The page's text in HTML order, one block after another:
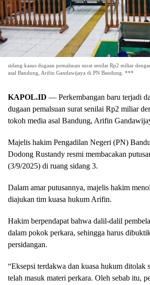
sidang kasus dugaan pemalsuan surat senilai Rp2 miliar
asal Bandung, Arifin Gandawijaya di PN Bandung. ***
KAPOL.ID — Perkembangan baru terjadi
dugaan pemalsuan surat senilai Rp2 miliar
tokoh media asal Bandung, Arifin
Majelis hakim Pengadilan Negeri (PN)
Dodong Rustandy resmi membacakan
(3/9/2025) di ruang sidang 3.
Dalam amar putusannya, majelis hakim
diajukan tim kuasa hukum Arifin.
Hakim berpendapat bahwa dalil-dalil
dalam pokok perkara, sehingga harus
persidangan.
“Eksepsi terdakwa dan kuasa hukum ditolak
telah masuk materi perkara. Oleh sebab itu,